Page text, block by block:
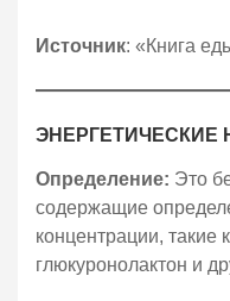
Источник: «Книга
ЭНЕРГЕТИЧЕСКИЕ
Определение: Это
содержащие
концентрации, такие
глюкуронолактон и